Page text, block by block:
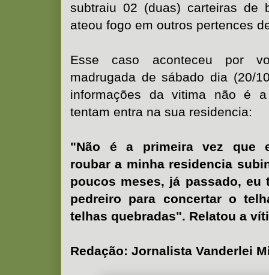
subtraiu 02 (duas) carteiras de
ateou fogo em outros pertences
Esse caso aconteceu por
madrugada de sábado dia (20/
informações da vitima não é
tentam entra na sua residencia:
"Não é a primeira vez que
roubar a minha residencia
poucos meses, já passado, eu
pedreiro para concertar o
telhas quebradas". Relatou a
Redação: Jornalista Vanderlei